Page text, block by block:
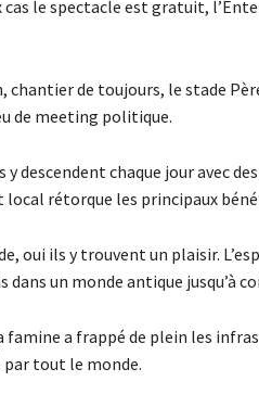
cas le spectacle est gratuit,
chantier de toujours, le stade
de meeting politique.
y descendent chaque jour avec
rétorque les principaux
oui ils y trouvent un plaisir.
dans un monde antique jusqu’à
famine a frappé de plein les
par tout le monde.